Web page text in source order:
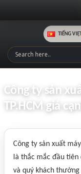
TIẾNG
Công ty sản
TP.HCM giá
Công ty sản xuất
là thắc mắc đầu
và quý khách